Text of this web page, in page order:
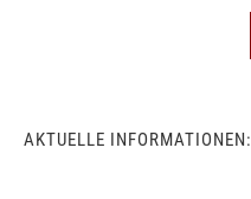
AKTUELLE INFORMATIONEN: